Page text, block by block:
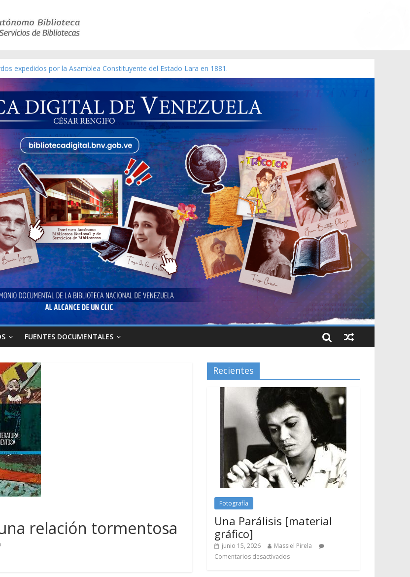
expedidos por la Asamblea Constituyente del Estado Lara en 1881.
gráfico]
de Venezuela año CXXXIII Mes V, Caracas 09 de marzo de 2006 N° 38.394
de Modesta Bor
FUENTES DOCUMENTALES
relación tormentosa
Recientes
Fotografía
Una Parálisis [material
gráfico]
junio 15, 2026
Massiel Pirela
Comentarios desactivados